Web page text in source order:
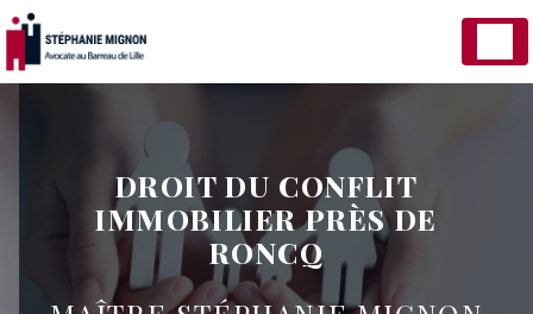
DROIT DU CONFLIT
IMMOBILIER PRÈS DE
RONCQ
Panneau de gestion des cookies